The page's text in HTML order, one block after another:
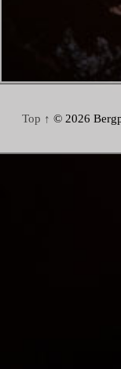
Top ↑ © 2026